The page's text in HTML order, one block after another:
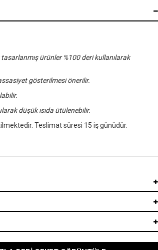
ürünler %100 deri kullanılarak
gösterilmesi önerilir.
düşük ısıda ütülenebilir.
Teslimat süresi 15 iş günüdür.